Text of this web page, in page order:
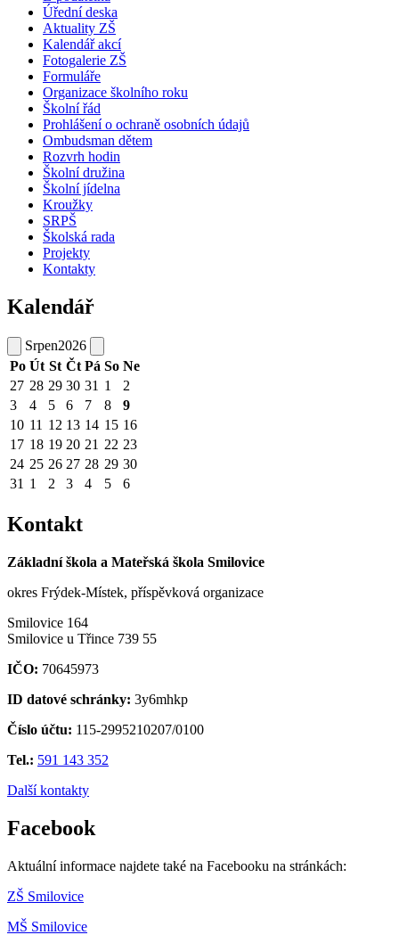
Úřední deska
Aktuality ZŠ
Kalendář akcí
Fotogalerie ZŠ
Formuláře
Organizace školního roku
Školní řád
Prohlášení o ochraně osobních údajů
Ombudsman dětem
Rozvrh hodin
Školní družina
Školní jídelna
Kroužky
SRPŠ
Školská rada
Projekty
Kontakty
Kalendář
Srpen2026
Po Út St Čt Pá So Ne
27 28 29 30 31 1
2
3
4 5 6 7 8
9
10 11 12 13 14 15 16
17 18 19 20 21 22 23
24 25 26 27 28 29 30
31 1 2 3 4 5 6
Kontakt
Základní škola a Mateřská škola Smilovice
okres Frýdek-Místek, příspěvková organizace
Smilovice 164
Smilovice u Třince 739 55
IČO: 70645973
ID datové schránky: 3y6mhkp
Číslo účtu: 115-2995210207/0100
Tel.: 591 143 352
Další kontakty
Facebook
Aktuální informace najdete také na Facebooku na stránkách:
ZŠ Smilovice
MŠ Smilovice